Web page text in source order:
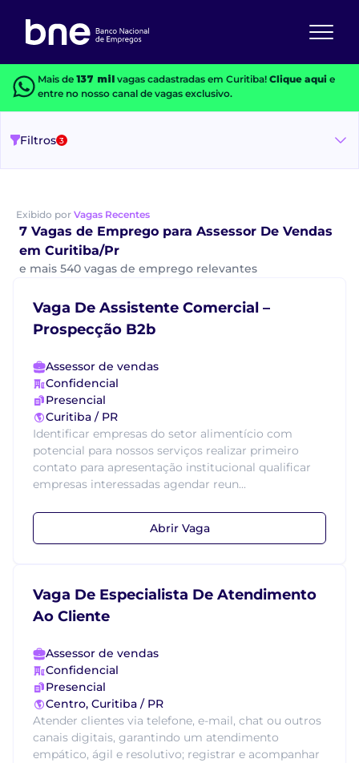
Mais de 137 milvagas cadastradas em Curitiba! Clique aquie
entre no nosso canal de vagas exclusivo.
Filtros 3
Exibido por Vagas Recentes
7 Vagas de Emprego para Assessor De Vendas
em Curitiba/Pr
e mais 540 vagas de emprego relevantes
Vaga De Assistente Comercial –
Prospecção B2b
Assessor de vendas
Confidencial
Presencial
Curitiba / PR
Identificar empresas do setor alimentício com
potencial para nossos serviços realizar primeiro
contato para apresentação institucional qualificar
empresas interessadas agendar reun...
Abrir Vaga
Vaga De Especialista De Atendimento
Ao Cliente
Assessor de vendas
Confidencial
Presencial
Centro, Curitiba / PR
Atender clientes via telefone, e-mail, chat ou outros
canais digitais, garantindo um atendimento
empático, ágil e resolutivo; registrar e acompanhar